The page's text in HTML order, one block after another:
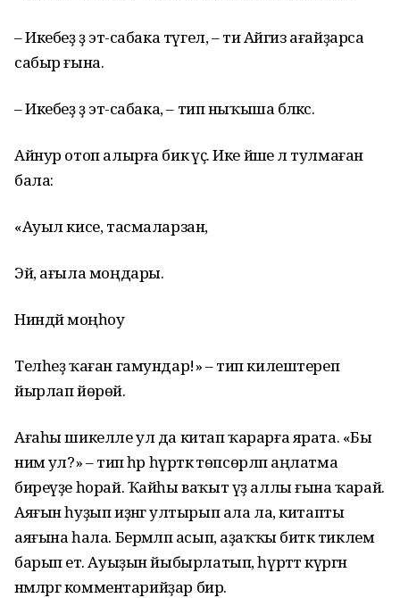
– Икебеҙ ҙә эт-сабака түгел, – ти Айгиз ағайҙарса
сабыр ғына.
– Икебеҙ ҙә эт-сабака, – тип ныҡыша бәләкәс.
Айнур отоп алырға бик әүәҫ. Ике йәше лә тулмаған
бала:
«Ауыл кисе, тасмаларзан,
Эй, ағыла моңдары.
Ниндәй моңһоу
Телһеҙ ҡаған гамундар!» – тип килештереп
йырлап йөрөй.
Ағаһы шикелле ул да китап ҡарарға ярата. «Бы
нимә ул?» – тип һәр һүрәткә төпсөрләп аңлатма
биреүҙе һорай. Ҡайһы ваҡыт үҙ аллы ғына ҡарай.
Аяғын һуҙып иҙәнгә ултырып ала ла, китапты
аяғына һала. Берәмләп асып, аҙаҡҡы биткә тиклем
барып етә. Ауыҙын йыбырлатып, һүрәттә күргән
нәмәләргә коммен­тарийҙар бирә.